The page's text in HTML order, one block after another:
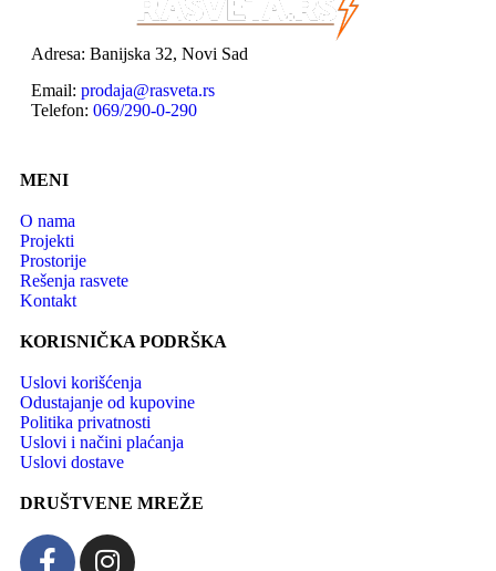
Adresa: Banijska 32, Novi Sad
Email: prodaja@rasveta.rs
Telefon: 069/290-0-290
MENI
O nama
Projekti
Prostorije
Rešenja rasvete
Kontakt
KORISNIČKA PODRŠKA
Uslovi korišćenja
Odustajanje od kupovine
Politika privatnosti
Uslovi i načini plaćanja
Uslovi dostave
DRUŠTVENE MREŽE